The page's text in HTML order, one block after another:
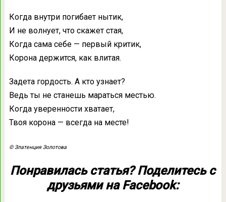
Когда внутри погибает нытик,
И не волнует, что скажет стая,
Когда сама себе — первый критик,
Корона держится, как влитая.
Задета гордость. А кто узнает?
Ведь ты не станешь мараться местью.
Когда уверенности хватает,
Твоя корона — всегда на месте!
© Златенция Золотова
Понравилась статья? Поделитесь с
друзьями на Facebook: